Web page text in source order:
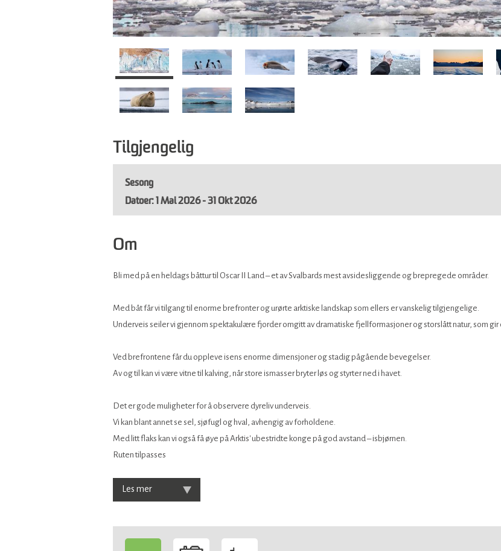
Tilgjengelig
Sesong
1 Mai 2026 - 31 Okt 2026
Om
Bli med på en heldags båttur til Oscar II Land – et av Svalbards mest avsidesliggende og brepregede områder.
Med båt får vi tilgang til enorme brefronter og urørte arktiske landskap som ellers er vanskelig tilgjengelige.
Underveis seiler vi gjennom spektakulære fjorder omgitt av dramatiske fjellformasjoner og storslått natur, som gir
Ved brefrontene får du oppleve isens enorme dimensjoner og stadig pågående bevegelser.
Av og til kan vi være vitne til kalving, når store ismasser bryter løs og styrter ned i havet.
Det er gode muligheter for å observere dyreliv underveis.
Vi kan blant annet se sel, sjøfugl og hval, avhengig av forholdene.
Med litt flaks kan vi også få øye på Arktis' ubestridte konge på god avstand – isbjørnen.
Ruten tilpasses
Les mer